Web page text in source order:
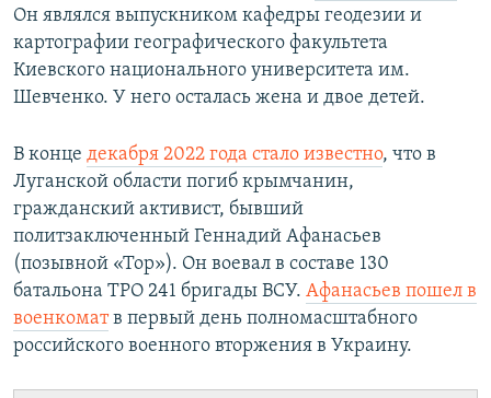
Он являлся выпускником кафедры геодезии и
картографии географического факультета
Киевского национального университета им.
Шевченко. У него осталась жена и двое детей.
В конце декабря 2022 года стало известно, что в
Луганской области погиб крымчанин,
гражданский активист, бывший
политзаключенный Геннадий Афанасьев
(позывной «Тор»). Он воевал в составе 130
батальона ТРО 241 бригады ВСУ. Афанасьев пошел в
военкоматв первый день полномасштабного
российского военного вторжения в Украину.